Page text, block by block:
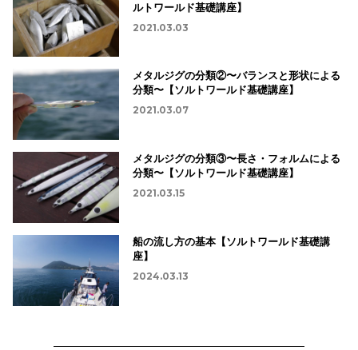
ルトワールド基礎講座】
2021.03.03
メタルジグの分類②〜バランスと形状による
分類〜【ソルトワールド基礎講座】
2021.03.07
メタルジグの分類③〜長さ・フォルムによる
分類〜【ソルトワールド基礎講座】
2021.03.15
船の流し方の基本【ソルトワールド基礎講
座】
2024.03.13